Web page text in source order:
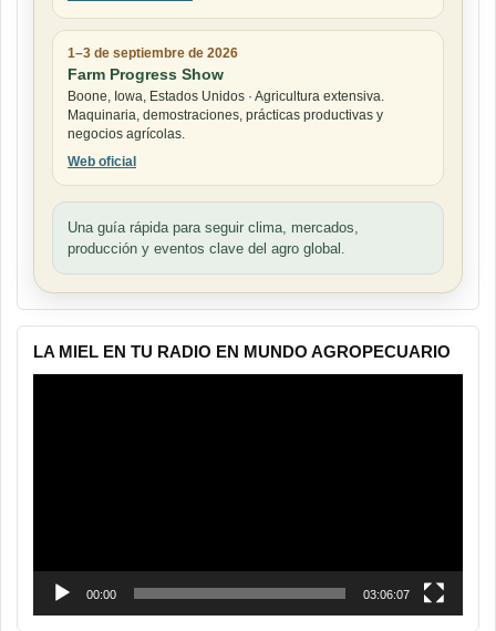
1–3 de septiembre de 2026
Farm Progress Show
Boone, Iowa, Estados Unidos · Agricultura extensiva.
Maquinaria, demostraciones, prácticas productivas y
negocios agrícolas.
Web oficial
Una guía rápida para seguir clima, mercados,
producción y eventos clave del agro global.
LA MIEL EN TU RADIO EN MUNDO AGROPECUARIO
00:00 03:06:07